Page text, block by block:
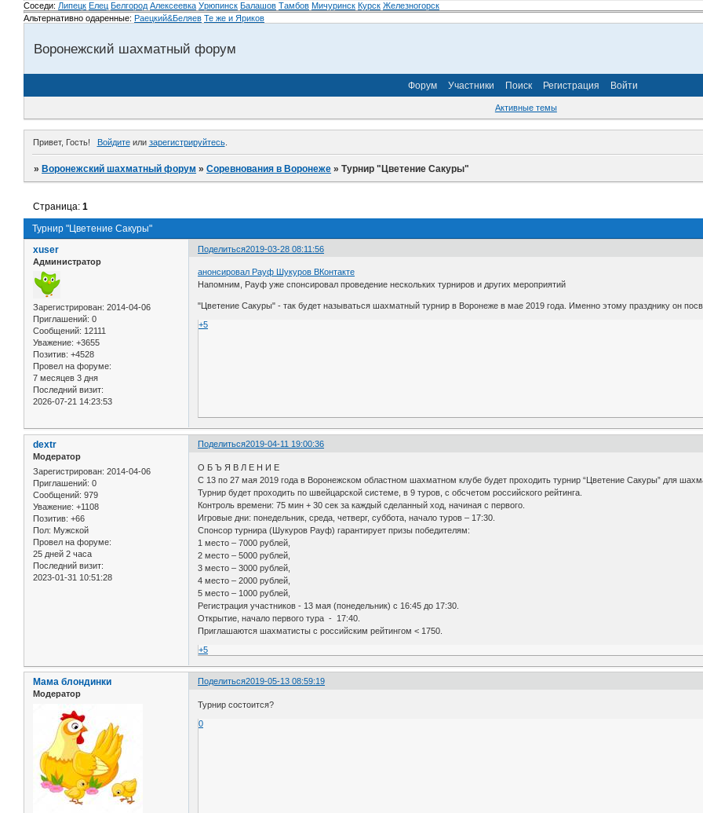
Соседи: Липецк Елец Белгород Алексеевка Урюпинск Балашов Тамбов Мичуринск Курск Железногорск
Альтернативно одаренные: Раецкий&Беляев Те же и Яриков
Воронежский шахматный форум
Форум Участники Поиск Регистрация Войти
Активные темы
Привет, Гость! Войдитеили зарегистрируйтесь.
»Воронежский шахматный форум »Соревнования в Воронеже »Турнир "Цветение Сакуры"
Турнир "Цветение Сакуры"
Страница:1
Поделиться2019-03-28 08:11:56
xuser
Администратор
Зарегистрирован: 2014-04-06
Приглашений: 0
Сообщений: 12111
Уважение: +3655
Позитив: +4528
Провел на форуме:
7 месяцев 3 дня
Последний визит:
2026-07-21 14:23:53
анонсировал Рауф Шукуров ВКонтакте
Напомним, Рауф уже спонсировал проведение нескольких турниров и других мероприятий
"Цветение Сакуры" - так будет называться шахматный турнир в Воронеже в мае 2019 года. Именно этому празднику он
+5
Поделиться2019-04-11 19:00:36
dextr
Модератор
Зарегистрирован: 2014-04-06
Приглашений: 0
Сообщений: 979
Уважение: +1108
Позитив: +66
Пол: Мужской
Провел на форуме:
25 дней 2 часа
Последний визит:
2023-01-31 10:51:28
О Б Ъ Я В Л Е Н И Е
С 13 по 27 мая 2019 года в Воронежском областном шахматном клубе будет проходить турнир “Цветение Сакуры” для
Турнир будет проходить по швейцарской системе, в 9 туров, с обсчетом российского рейтинга.
Контроль времени: 75 мин + 30 сек за каждый сделанный ход, начиная с первого.
Игровые дни: понедельник, среда, четверг, суббота, начало туров – 17:30.
Спонсор турнира (Шукуров Рауф) гарантирует призы победителям:
1 место – 7000 рублей,
2 место – 5000 рублей,
3 место – 3000 рублей,
4 место – 2000 рублей,
5 место – 1000 рублей,
Регистрация участников - 13 мая (понедельник) с 16:45 до 17:30.
Открытие, начало первого тура - 17:40.
Приглашаются шахматисты с российским рейтингом < 1750.
+5
Поделиться2019-05-13 08:59:19
Мама блондинки
Модератор
Турнир состоится?
0